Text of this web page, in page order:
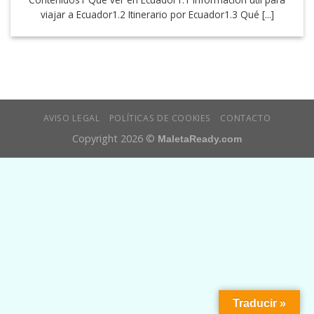
viajar a Ecuador1.2 Itinerario por Ecuador1.3 Qué [...]
AVISO LEGAL POLÍTICAS DE COOKIES CONTACTO
Copyright 2026 © MaletaReady.com
Traducir »